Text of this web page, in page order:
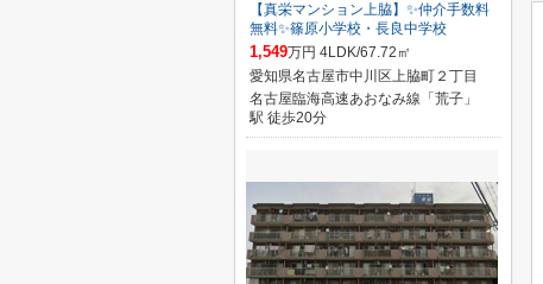
【真栄マンション上脇】✨️仲介手数料
無料✨️篠原小学校・長良中学校
1,549万円 4LDK/67.72㎡
愛知県名古屋市中川区上脇町２丁目
名古屋臨海高速あおなみ線「荒子」
駅 徒歩20分